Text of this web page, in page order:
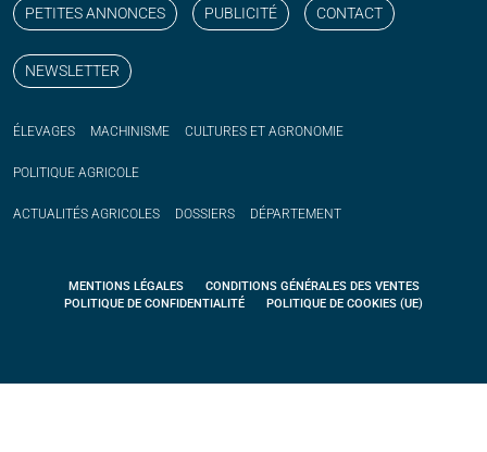
PETITES ANNONCES PUBLICITÉ CONTACT
NEWSLETTER
ÉLEVAGES MACHINISME CULTURES ET AGRONOMIE
POLITIQUE AGRICOLE
ACTUALITÉS AGRICOLES DOSSIERS DÉPARTEMENT
MENTIONS LÉGALES
CONDITIONS GÉNÉRALES DES VENTES
POLITIQUE DE CONFIDENTIALITÉ
POLITIQUE DE COOKIES (UE)